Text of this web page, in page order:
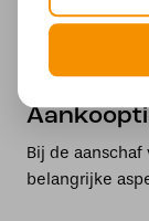
geschenken
om een
Tiffany-stuk is
Bij de
belangrijke